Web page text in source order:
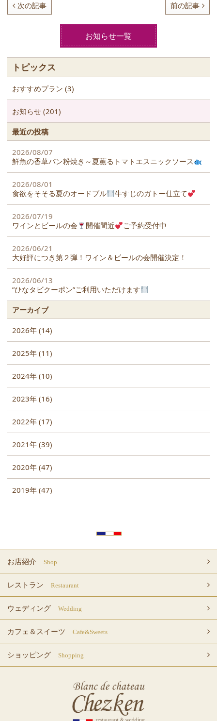
e
o
k
er
次の記事 前の記事
お知らせ一覧
トピックス
おすすめプラン (3)
お知らせ (201)
最近の投稿
2026/08/07
鮮魚の香草パン粉焼き～夏薫るトマトエスニックソース
2026/08/01
食欲をそそる夏のオードブル
牛すじのガトー仕立て
2026/07/19
ワインとビールの会
開催間近 ご予約受付中
2026/06/21
大好評につき第２弾！ワイン＆ビールの会開催決定！
2026/06/13
”ひなタビクーポン”ご利用いただけます
アーカイブ
2026年 (14)
2025年 (11)
2024年 (10)
2023年 (16)
2022年 (17)
2021年 (39)
2020年 (47)
2019年 (47)
お店紹介 Shop
レストラン Restaurant
ウェディング Wedding
カフェ＆スイーツ Cafe&Sweets
ショッピング Shopping